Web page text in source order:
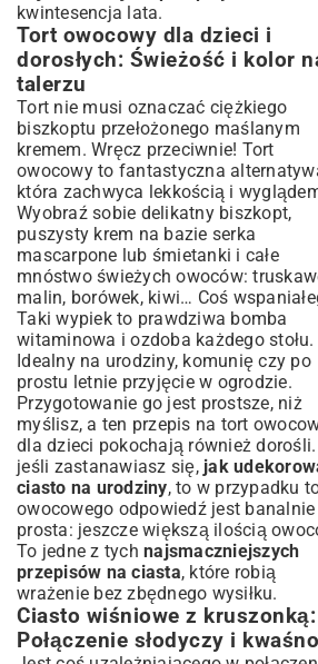
kwintesencja lata.
Tort owocowy dla dzieci i
dorosłych: Świeżość i kolor
talerzu
Tort nie musi oznaczać ciężkiego
biszkoptu przełożonego maślanym
kremem. Wręcz przeciwnie! Tort
owocowy to fantastyczna
która zachwyca lekkością i
Wyobraź sobie delikatny biszkopt,
puszysty krem na bazie serka
mascarpone lub śmietanki i całe
mnóstwo świeżych owoców:
malin, borówek, kiwi… Coś
Taki wypiek to prawdziwa bomba
witaminowa i ozdoba każdego stołu.
Idealny na urodziny, komunię czy po
prostu letnie przyjęcie w ogrodzie.
Przygotowanie go jest prostsze, niż
myślisz, a ten przepis na tort
dla dzieci pokochają również
jeśli zastanawiasz się, jak
ciasto na urodziny, to w przypadku
owocowego odpowiedź jest banalnie
prosta: jeszcze większą ilością
To jedne z tych najsmaczniejszych
przepisów na ciasta, które robią
wrażenie bez zbędnego wysiłku.
Ciasto wiśniowe z kruszonką:
Połączenie słodyczy i